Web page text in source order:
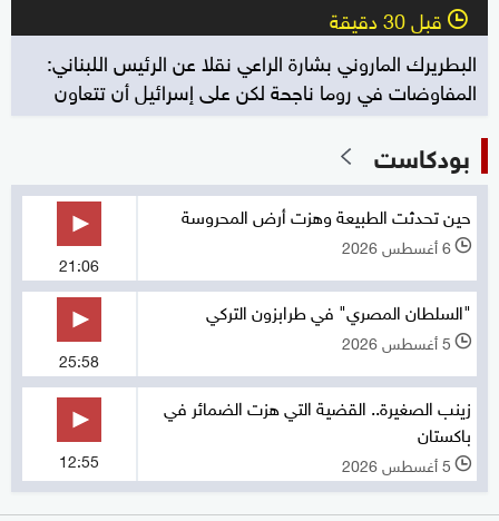
l قبل 30 دقيقة
البطريرك الماروني بشارة الراعي نقلا عن الرئيس اللبناني:
المفاوضات في روما ناجحة لكن على إسرائيل أن تتعاون
بودكاست
حين تحدثت الطبيعة وهزت أرض المحروسة
l 6 أغسطس 2026
21:06
"السلطان المصري" في طرابزون التركي
l 5 أغسطس 2026
25:58
زينب الصغيرة.. القضية التي هزت الضمائر في
باكستان
l 5 أغسطس 2026 12:55